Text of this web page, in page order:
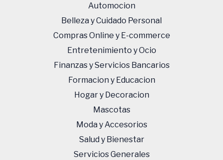
Automocion
Belleza y Cuidado Personal
Compras Online y E-commerce
Entretenimiento y Ocio
Finanzas y Servicios Bancarios
Formacion y Educacion
Hogar y Decoracion
Mascotas
Moda y Accesorios
Salud y Bienestar
Servicios Generales